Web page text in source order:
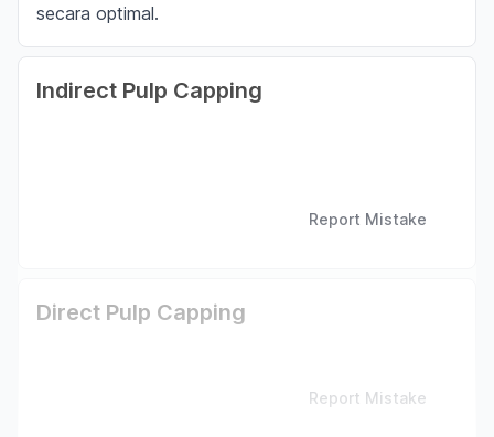
secara optimal.
Indirect Pulp Capping
Report Mistake
Direct Pulp Capping
Report Mistake